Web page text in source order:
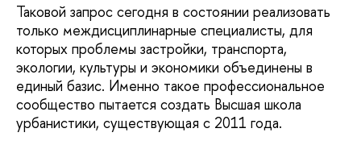
Таковой запрос сегодня в состоянии реализовать
только междисциплинарные специалисты, для
которых проблемы застройки, транспорта,
экологии, культуры и экономики объединены в
единый базис. Именно такое профессиональное
сообщество пытается создать Высшая школа
урбанистики, существующая с 2011 года.